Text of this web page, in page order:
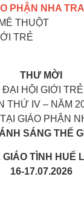
PHẬN NHA
THUỘT
TRẺ
THƯ MỜI
HỘI GIỚI
THỨ IV – NĂM
GIÁO PHẬN
SÁNG THẾ
TÌNH HUẾ
16-17.07.2026